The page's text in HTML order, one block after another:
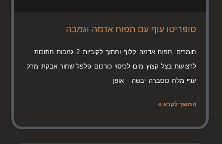
סופריטו עוף עם תפוח אדמה וגמבה
חומרים: תפוח אדמה קלוף וחתוך לקוביות 2 גמבות חתוכות
לרצועות בצל קצוץ מים לכיסוי כורכום פלפל שחור אבקת מרק
עוף מלח כוסברה יבשה אופן
המשך לקרא »